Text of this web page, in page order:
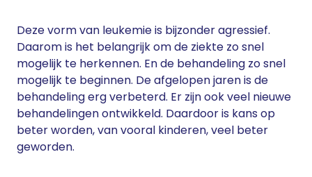
Deze vorm van leukemie is bijzonder agressief.
Daarom is het belangrijk om de ziekte zo snel
mogelijk te herkennen. En de behandeling zo snel
mogelijk te beginnen. De afgelopen jaren is de
behandeling erg verbeterd. Er zijn ook veel nieuwe
behandelingen ontwikkeld. Daardoor is kans op
beter worden, van vooral kinderen, veel beter
geworden.